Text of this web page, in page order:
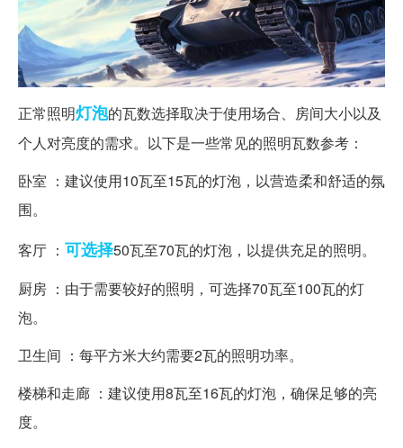
正常照明灯泡的瓦数选择取决于使用场合、房间大小以及
个人对亮度的需求。以下是一些常见的照明瓦数参考：
卧室 ：建议使用10瓦至15瓦的灯泡，以营造柔和舒适的氛
围。
客厅 ： 可选择50瓦至70瓦的灯泡，以提供充足的照明。
厨房 ：由于需要较好的照明，可选择70瓦至100瓦的灯
泡。
卫生间 ：每平方米大约需要2瓦的照明功率。
楼梯和走廊 ：建议使用8瓦至16瓦的灯泡，确保足够的亮
度。